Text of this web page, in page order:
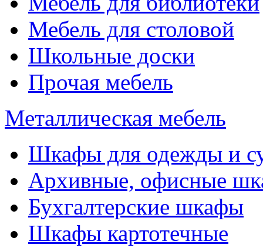
Мебель для столовой
Школьные доски
Прочая мебель
Металлическая мебель
Шкафы для одежды и
Архивные, офисные
Бухгалтерские шкафы
Шкафы картотечные